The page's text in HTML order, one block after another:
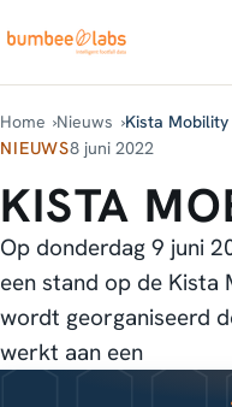
Home Nieuws Kista Mobility
NIEUWS8 juni 2022
KISTA
Op donderdag 9 juni
een stand op de Kista
wordt georganiseerd
werkt aan een